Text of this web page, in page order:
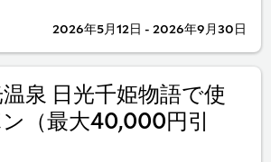
2026年5月12日 - 2026年9月30日
泉 日光千姫物語で使
（最大40,000円引